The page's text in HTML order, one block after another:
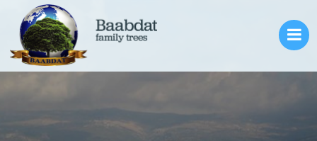
Entrar ES
Baabdat